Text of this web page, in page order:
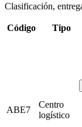
Clasificación,
Código Tipo
ABE7
Centro
logístico